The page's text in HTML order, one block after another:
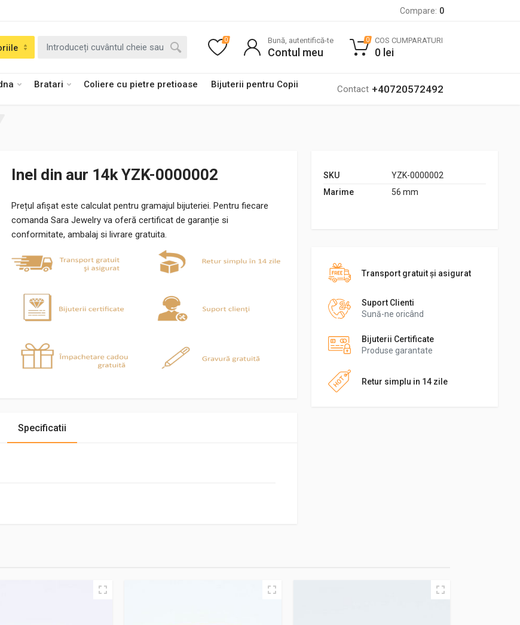
Compare: 0
Bratari Coliere cu pietre pretioase
Bijuterii pentru Copii
Contact +40720572492
0 Bună, autentifică-te
Contul meu
0 COS CUMPARATURI
0 lei
Inel din aur 14k YZK-0000002
Prețul afișat este calculat pentru gramajul bijuteriei. Pentru fiecare
comanda Sara Jewelry va oferă certificat de garanție si
conformitate, ambalaj si livrare gratuita.
SKU
YZK-0000002
Marime
56 mm
Transport gratuit şi asigurat
Suport Clienti
Sună-ne oricând
Bijuterii Certificate
Produse garantate
Retur simplu in 14 zile
Specificatii